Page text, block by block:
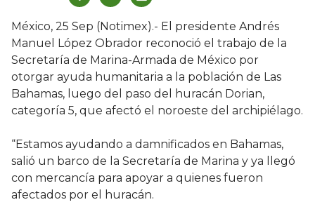
México, 25 Sep (Notimex).- El presidente Andrés
Manuel López Obrador reconoció el trabajo de la
Secretaría de Marina-Armada de México por
otorgar ayuda humanitaria a la población de Las
Bahamas, luego del paso del huracán Dorian,
categoría 5, que afectó el noroeste del archipiélago.
“Estamos ayudando a damnificados en Bahamas,
salió un barco de la Secretaría de Marina y ya llegó
con mercancía para apoyar a quienes fueron
afectados por el huracán.